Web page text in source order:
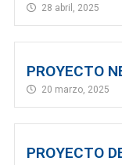
28 abril, 2025
PROYECTO
20 marzo, 2025
PROYECTO